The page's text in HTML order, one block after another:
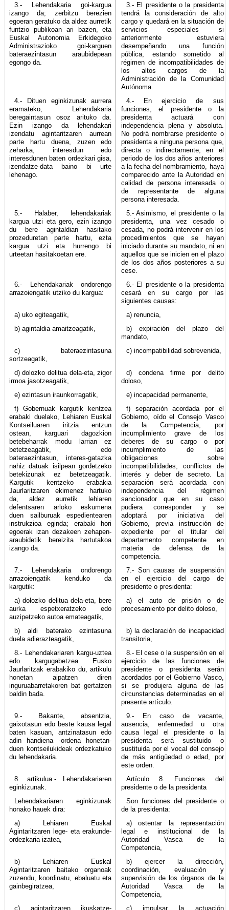
3.- Lehendakaria goi-kargua
izango da; zerbitzu berezien
egoeran geratuko da aldez aurretik
funtzio publikoan ari bazen, eta
Euskal Autonomia Erkidegoko
Administrazioko goi-karguen
bateraezintasun araubidepean
egongo da.
3.- El presidente o la presidenta
tendrá la consideración de alto
cargo y quedará en la situación de
servicios especiales si
anteriormente estuviera
desempeñando una función
pública, estando sometido al
régimen de incompatibilidades de
los altos cargos de la
Administración de la Comunidad
Autónoma.
4.- Dituen eginkizunak aurrera
eramateko, Lehendakaria
beregaintasun osoz arituko da.
Ezin izango da lehendakari
izendatu agintaritzaren aurrean
parte hartu duena, zuzen edo
zeharka, interesdun edo
interesdunen baten ordezkari gisa,
izendatze-data baino bi urte
lehenago.
4.- En ejercicio de sus
funciones, el presidente o la
presidenta actuará con
independencia plena y absoluta.
No podrá nombrarse presidente o
presidenta a ninguna persona que,
directa o indirectamente, en el
periodo de los dos años anteriores
a la fecha del nombramiento, haya
comparecido ante la Autoridad en
calidad de persona interesada o
de representante de alguna
persona interesada.
5.- Halaber, lehendakariak
kargua utzi eta gero, ezin izango
du bere agintaldian hasitako
prozeduretan parte hartu, ezta
kargua utzi eta hurrengo bi
urteetan hasitakoetan ere.
5.- Asimismo, el presidente o la
presidenta, una vez cesado o
cesada, no podrá intervenir en los
procedimientos que se hayan
iniciado durante su mandato, ni en
aquellos que se inicien en el plazo
de los dos años posteriores a su
cese.
6.- Lehendakariak ondorengo
arrazoiengatik utziko du kargua:
6.- El presidente o la presidenta
cesará en su cargo por las
siguientes causas:
a) uko egiteagatik,
a) renuncia,
b) agintaldia amaitzeagatik,
b) expiración del plazo del
mandato,
c) bateraezintasuna
sortzeagatik,
c) incompatibilidad sobrevenida,
d) dolozko delitua dela-eta, zigor
irmoa jasotzeagatik,
d) condena firme por delito
doloso,
e) ezintasun iraunkorragatik,
e) incapacidad permanente,
f) Gobernuak kargutik kentzea
erabaki duelako, Lehiaren Euskal
Kontseiluaren iritzia entzun
ostean, karguari dagozkion
betebeharrak modu larrian ez
betetzeagatik, edo
bateraezintasun, interes-gatazka
nahiz datuak isilpean gordetzeko
betekizunak ez betetzeagatik.
Kargutik kentzeko erabakia
Jaurlaritzaren ekimenez hartuko
da, aldez aurretik lehiaren
defentsaren arloko eskumena
duen sailburuak espedientearen
instrukzioa eginda; erabaki hori
egoerak izan dezakeen zehapen-
araubidetik bereizita hartutakoa
izango da.
f) separación acordada por el
Gobierno, oído el Consejo Vasco
de la Competencia, por
incumplimiento grave de los
deberes de su cargo o por
incumplimiento de las
obligaciones sobre
incompatibilidades, conflictos de
interés y deber de secreto. La
separación será acordada con
independencia del régimen
sancionador que en su caso
pudiera corresponder y se
adoptará por iniciativa del
Gobierno, previa instrucción de
expediente por el titular del
departamento competente en
materia de defensa de la
competencia.
7.- Lehendakaria ondorengo
arrazoiengatik kenduko da
kargutik:
7.- Son causas de suspensión
en el ejercicio del cargo de
presidente o presidenta:
a) dolozko delitua dela-eta, bere
aurka espetxeratzeko edo
auzipetzeko autoa emateagatik,
a) el auto de prisión o de
procesamiento por delito doloso,
b) aldi baterako ezintasuna
duela adierazteagatik,
b) la declaración de incapacidad
transitoria,
8.- Lehendakariaren kargu-uztea
edo kargugabetzea Eusko
Jaurlaritzak erabakiko du, artikulu
honetan aipatzen diren
inguruabarretakoren bat gertatzen
baldin bada.
8.- El cese o la suspensión en el
ejercicio de las funciones de
presidente o presidenta serán
acordados por el Gobierno Vasco,
si se produjera alguna de las
circunstancias determinadas en el
presente artículo.
9.- Bakante, absentzia,
gaixotasun edo beste kausa legal
baten kasuan, antzinatasun edo
adin handiena -ordena honetan-
duen kontseilukideak ordezkatuko
du lehendakaria.
9.- En caso de vacante,
ausencia, enfermedad u otra
causa legal el presidente o la
presidenta será sustituido o
sustituida por el vocal del consejo
de más antigüedad o edad, por
este orden.
8. artikulua.- Lehendakariaren
eginkizunak.
Artículo 8. Funciones del
presidente o de la presidenta
Lehendakariaren eginkizunak
honako hauek dira:
Son funciones del presidente o
de la presidenta:
a) Lehiaren Euskal
Agintaritzaren lege- eta erakunde-
ordezkaria izatea,
a) ostentar la representación
legal e institucional de la
Autoridad Vasca de la
Competencia,
b) Lehiaren Euskal
Agintaritzaren baitako organoak
zuzendu, koordinatu, ebaluatu eta
gainbegiratzea,
b) ejercer la dirección,
coordinación, evaluación y
supervisión de los órganos de la
Autoridad Vasca de la
Competencia,
c) agintaritzaren ikuskatze-
c) impulsar la actuación